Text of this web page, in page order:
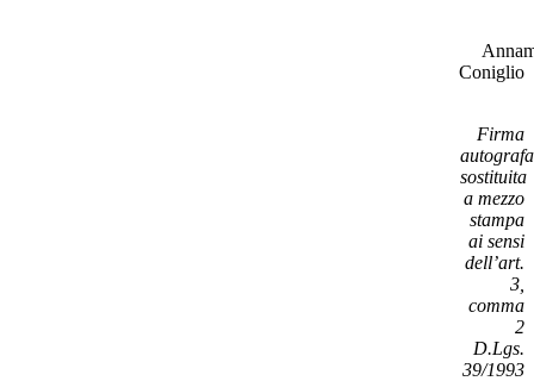
Coniglio
Firma
autografa
sostituita
a mezzo
stampa
ai sensi
dell’art.
3,
comma
2
D.Lgs.
39/1993